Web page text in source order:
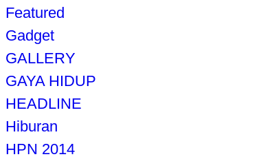
Featured
Gadget
GALLERY
GAYA HIDUP
HEADLINE
Hiburan
HPN 2014